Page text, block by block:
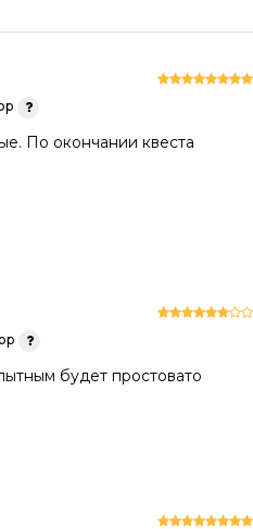
По окончании квеста
будет простовато